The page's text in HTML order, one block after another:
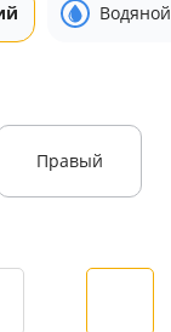
Водяной
Правый